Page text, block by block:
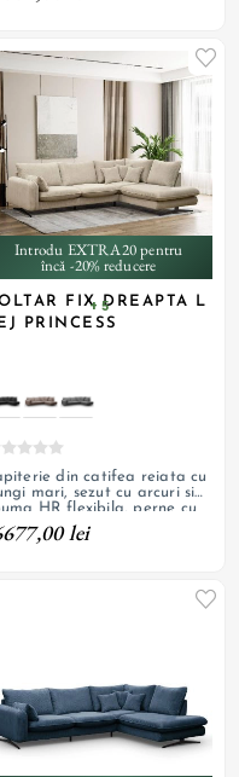
Introdu EXTRA20 pentru
încă -20% reducere
FIX DREAPTA L
PRINCESS
+ 5
din catifea reiata cu
mari, sezut cu arcuri si
HR flexibila, perne cu
picioare metalice
lei